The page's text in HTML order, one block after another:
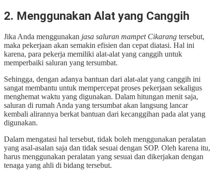
2. Menggunakan Alat yang Canggih
Jika Anda menggunakan jasa saluran mampet Cikarang tersebut,
maka pekerjaan akan semakin efisien dan cepat diatasi. Hal ini
karena, para pekerja memiliki alat-alat yang canggih untuk
memperbaiki saluran yang tersumbat.
Sehingga, dengan adanya bantuan dari alat-alat yang canggih ini
sangat membantu untuk mempercepat proses pekerjaan sekaligus
menghemat waktu yang digunakan. Dalam hitungan menit saja,
saluran di rumah Anda yang tersumbat akan langsung lancar
kembali alirannya berkat bantuan dari kecanggihan pada alat yang
digunakan.
Dalam mengatasi hal tersebut, tidak boleh menggunakan peralatan
yang asal-asalan saja dan tidak sesuai dengan SOP. Oleh karena itu,
harus menggunakan peralatan yang sesuai dan dikerjakan dengan
tenaga yang ahli di bidang tersebut.